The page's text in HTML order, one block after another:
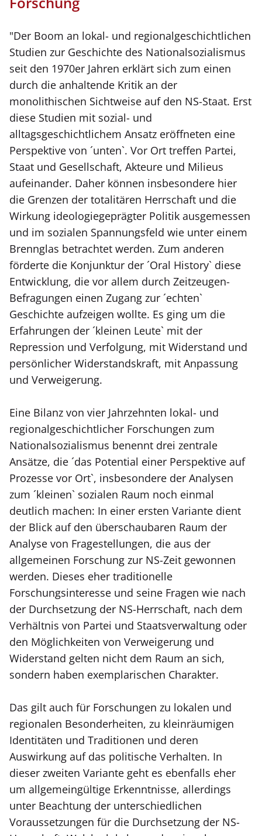
"Der Boom an lokal- und regionalgeschichtlichen
Studien zur Geschichte des Nationalsozialismus
seit den 1970er Jahren erklärt sich zum einen
durch die anhaltende Kritik an der
monolithischen Sichtweise auf den NS-Staat. Erst
diese Studien mit sozial- und
alltagsgeschichtlichem Ansatz eröffneten eine
Perspektive von ´unten`. Vor Ort treffen Partei,
Staat und Gesellschaft, Akteure und Milieus
aufeinander. Daher können insbesondere hier
die Grenzen der totalitären Herrschaft und die
Wirkung ideologiegeprägter Politik ausgemessen
und im sozialen Spannungsfeld wie unter einem
Brennglas betrachtet werden. Zum anderen
förderte die Konjunktur der ´Oral History` diese
Entwicklung, die vor allem durch Zeitzeugen-
Befragungen einen Zugang zur ´echten`
Geschichte aufzeigen wollte. Es ging um die
Erfahrungen der ´kleinen Leute` mit der
Repression und Verfolgung, mit Widerstand und
persönlicher Widerstandskraft, mit Anpassung
und Verweigerung.
Eine Bilanz von vier Jahrzehnten lokal- und
regionalgeschichtlicher Forschungen zum
Nationalsozialismus benennt drei zentrale
Ansätze, die ´das Potential einer Perspektive auf
Prozesse vor Ort`, insbesondere der Analysen
zum ´kleinen` sozialen Raum noch einmal
deutlich machen: In einer ersten Variante dient
der Blick auf den überschaubaren Raum der
Analyse von Fragestellungen, die aus der
allgemeinen Forschung zur NS-Zeit gewonnen
werden. Dieses eher traditionelle
Forschungsinteresse und seine Fragen wie nach
der Durchsetzung der NS-Herrschaft, nach dem
Verhältnis von Partei und Staatsverwaltung oder
den Möglichkeiten von Verweigerung und
Widerstand gelten nicht dem Raum an sich,
sondern haben exemplarischen Charakter.
Das gilt auch für Forschungen zu lokalen und
regionalen Besonderheiten, zu kleinräumigen
Identitäten und Traditionen und deren
Auswirkung auf das politische Verhalten. In
dieser zweiten Variante geht es ebenfalls eher
um allgemeingültige Erkenntnisse, allerdings
unter Beachtung der unterschiedlichen
Voraussetzungen für die Durchsetzung der NS-